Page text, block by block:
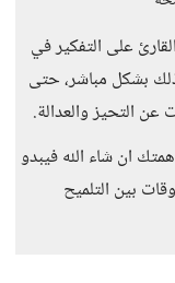
على التفكير في
بشكل مباشر، حتى
عن التحيز والعدالة.
ان شاء الله فيبدو
بين التلميح